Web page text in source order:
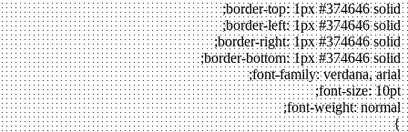
border-top: 1px #374646 solid;
border-left: 1px #374646 solid;
border-right: 1px #374646 solid;
border-bottom: 1px #374646 solid;
font-family: verdana, arial;
font-size: 10pt;
font-weight: normal;
}